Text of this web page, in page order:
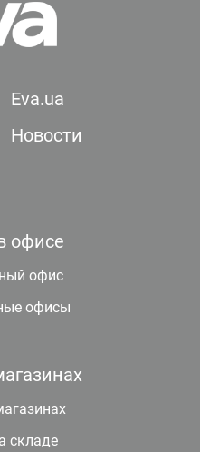
Eva.ua
Новости
офисе
офис
офисы
складе